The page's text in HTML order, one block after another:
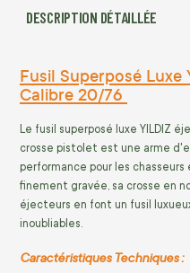
DESCRIPTION DÉTAILLÉE
Fusil Superposé Luxe
Calibre 20/76
Le fusil superposé luxe YILDIZ
crosse pistolet est une arme
performance pour les chasseurs
finement gravée, sa crosse en
éjecteurs en font un fusil
inoubliables.
Caractéristiques Techniques :